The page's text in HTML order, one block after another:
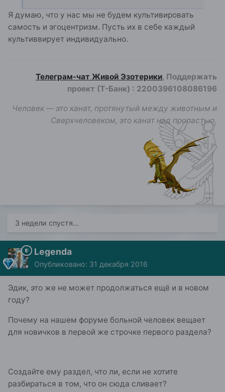
Я думаю, что у нас мы не будем культивировать
самость и эгоцентризм. Пусть их в себе каждый
культиввирует индивидуально.
Телеграм-чат Живой Эзотерики, Поддержать
проект (Т-Банк) : 2200396108086196
Человек — это канат, протянутый между животным и
Сверхчеловеком, это канат над пропастью.
3 недели спустя...
Legenda
Опубликовано: 31 декабря 2016
Эдик, это же не может продолжаться ещё и в новом
году?
Почему на нашем форуме больной человек вещает
для новичков в первой же строчке первого раздела?
Создайте ему раздел, что ли, если не хотите
разбираться в том, что он сюда сливает?